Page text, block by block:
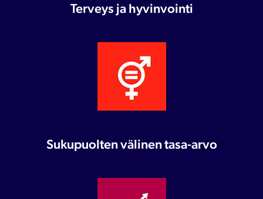
Terveys ja hyvinvointi
Sukupuolten välinen tasa-arvo